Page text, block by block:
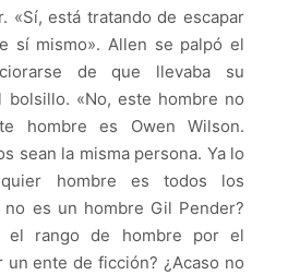
«Sí, está tratando de escapar
sí mismo». Allen se palpó el
de que llevaba su
«No, este hombre no
hombre es Owen Wilson.
sean la misma persona. Ya lo
hombre es todos los
no es un hombre Gil Pender?
el rango de hombre por el
ente de ficción? ¿Acaso no